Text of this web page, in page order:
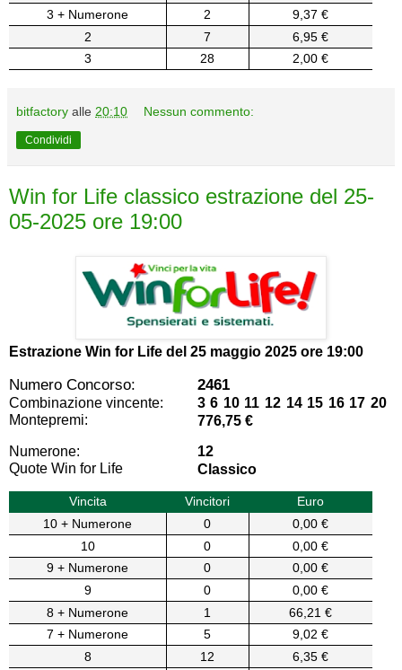
3 + Numerone
2
9,37 €
2
7
6,95 €
3
28 2,00 €
bitfactory alle 20:10 Nessun commento:
Condividi
Win for Life classico estrazione del 25-
05-2025 ore 19:00
Estrazione Win for Life del 25 maggio 2025 ore 19:00
Numero Concorso: 2461
Combinazione vincente:
3 6 10 11 12 14 15 16 17 20
Montepremi:
776,75 €
Numerone:
12
Quote Win for Life
Classico
Vincita Vincitori
Euro
10 + Numerone
0
0,00 €
10
0
0,00 €
9 + Numerone
0
0,00 €
9
0
0,00 €
8 + Numerone
1
66,21 €
7 + Numerone
5
9,02 €
8
12
6,35 €